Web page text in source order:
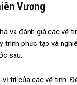
Vương
và đánh giá các vệ
trình phức tạp và
sau:
vị trí của các vệ tinh.